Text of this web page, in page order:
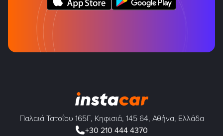
Παλαιά Τατοΐου 165Γ, Κηφισιά, 145 64, Αθήνα, Ελλάδα
+30 210 444 4370